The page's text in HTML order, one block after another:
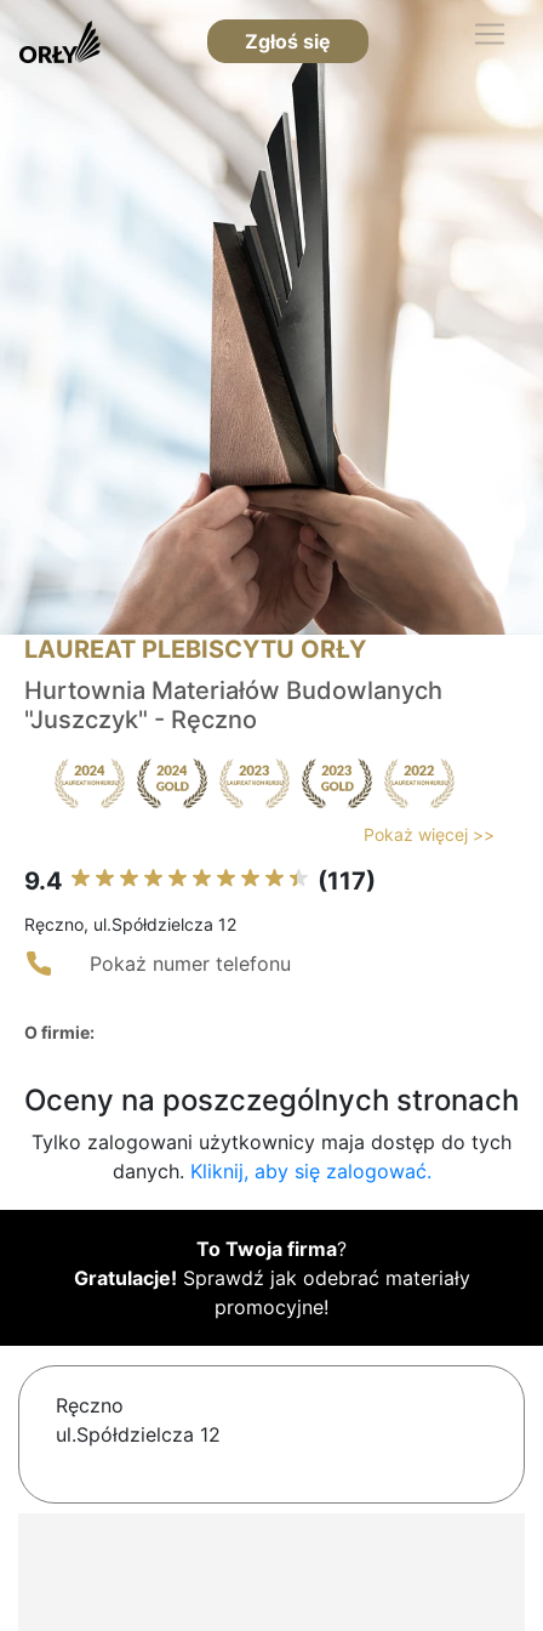
Zgłoś się
LAUREAT PLEBISCYTU ORŁY
Hurtownia Materiałów Budowlanych
"Juszczyk" - Ręczno
Pokaż więcej >>
9.4 (117)
Ręczno, ul.Spółdzielcza 12
Pokaż numer telefonu
O firmie:
Oceny na poszczególnych stronach
Tylko zalogowani użytkownicy maja dostęp do tych
danych. Kliknij, aby się zalogować.
To Twoja firma?
Gratulacje! Sprawdź jak odebrać materiały
promocyjne!
Ręczno
ul.Spółdzielcza 12